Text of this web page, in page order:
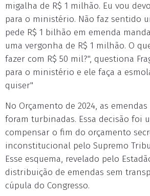
migalha de R$ 1 milhão. Eu vou
para o ministério. Não faz sentido
pede R$ 1 bilhão em emenda
uma vergonha de R$ 1 milhão. O
fazer com R$ 50 mil?", questiona
para o ministério e ele faça a
quiser"
No Orçamento de 2024, as
foram turbinadas. Essa decisão foi
compensar o fim do orçamento
inconstitucional pelo Supremo
Esse esquema, revelado pelo
distribuição de emendas sem
cúpula do Congresso.